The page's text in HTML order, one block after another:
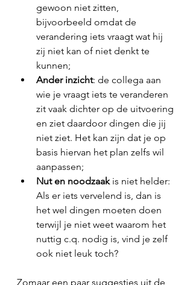
gewoon niet zitten,
bijvoorbeeld omdat de
verandering iets vraagt wat hij
zij niet kan of niet denkt te
kunnen;
Ander inzicht: de collega aan
wie je vraagt iets te veranderen
zit vaak dichter op de uitvoering
en ziet daardoor dingen die jij
niet ziet. Het kan zijn dat je op
basis hiervan het plan zelfs wil
aanpassen;
Nut en noodzaak is niet helder:
Als er iets vervelend is, dan is
het wel dingen moeten doen
terwijl je niet weet waarom het
nuttig c.q. nodig is, vind je zelf
ook niet leuk toch?
Zomaar een paar suggesties uit de